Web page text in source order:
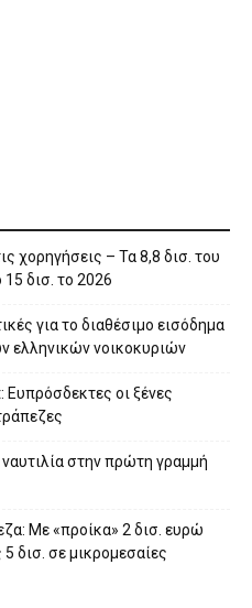
χορηγήσεις – Τα 8,8 δισ. του
δισ. το 2026
για το διαθέσιμο εισόδημα
ελληνικών νοικοκυριών
οι ξένες
στην πρώτη γραμμή
Με «προίκα» 2 δισ. ευρώ
δισ. σε μικρομεσαίες